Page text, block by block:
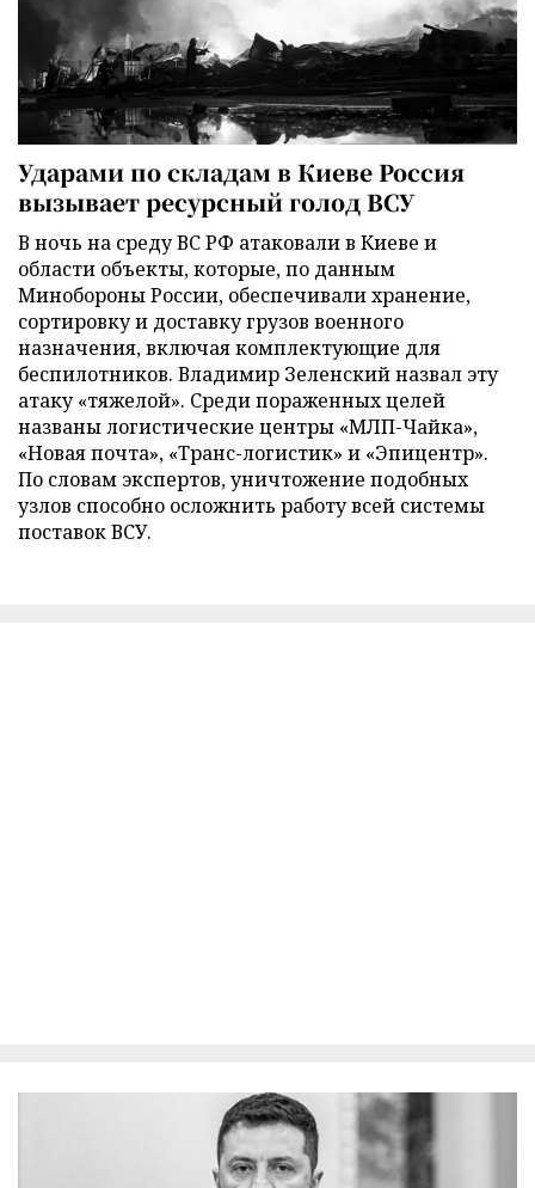
Ударами по складам в Киеве Россия
вызывает ресурсный голод ВСУ
В ночь на среду ВС РФ атаковали в Киеве и
области объекты, которые, по данным
Минобороны России, обеспечивали хранение,
сортировку и доставку грузов военного
назначения, включая комплектующие для
беспилотников. Владимир Зеленский назвал эту
атаку «тяжелой». Среди пораженных целей
названы логистические центры «МЛП-Чайка»,
«Новая почта», «Транс-логистик» и «Эпицентр».
По словам экспертов, уничтожение подобных
узлов способно осложнить работу всей системы
поставок ВСУ.